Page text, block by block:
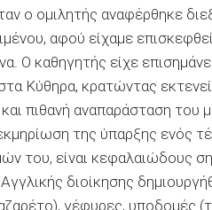
ο ομιλητής αναφέρθηκε
αφού είχαμε
Ο καθηγητής είχε
Κύθηρα, κρατώντας
πιθανή αναπαράσταση του
της ύπαρξης ενός
του, είναι κεφαλαιώδους
διοίκησης
γέφυρες, υποδομές